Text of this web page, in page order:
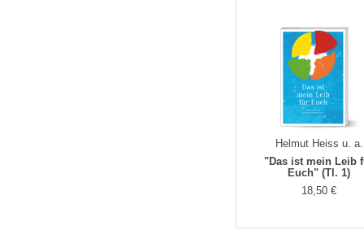
Helmut Heiss u. a.
"Das ist mein Leib
Euch" (Tl. 1)
18,50 €